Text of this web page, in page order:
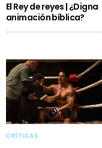
El Rey de reyes | ¿Digna
animación bíblica?
CRÍTICAS